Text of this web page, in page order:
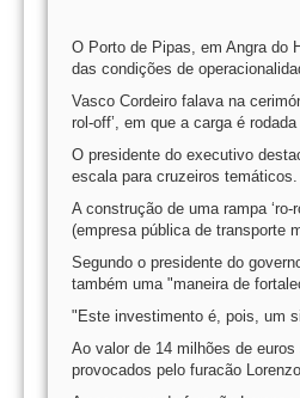
O Porto de Pipas, em Angra do
das condições de
Vasco Cordeiro falava na
rol-off’, em que a carga é
O presidente do executivo
escala para cruzeiros temáticos.
A construção de uma rampa
(empresa pública de transporte
Segundo o presidente do
também uma "maneira de
"Este investimento é, pois, um
Ao valor de 14 milhões de
provocados pelo furacão